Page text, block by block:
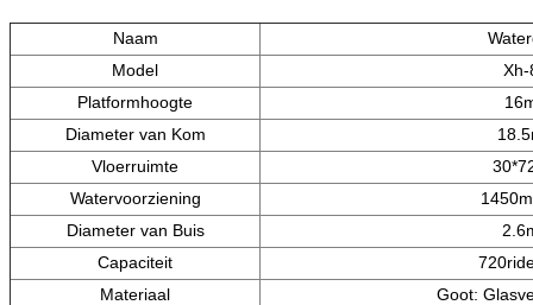
Naam
Model
Xh-
Platformhoogte
Diameter van Kom
Vloerruimte
Watervoorziening
Diameter van Buis
Capaciteit
Materiaal
Goot: